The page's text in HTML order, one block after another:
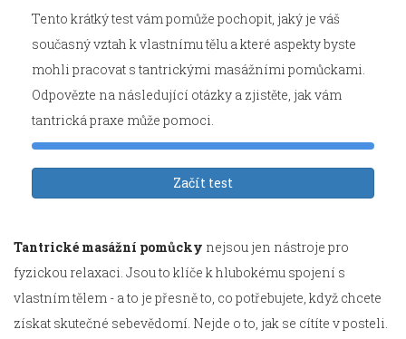
Tento krátký test vám pomůže pochopit, jaký je váš
současný vztah k vlastnímu tělu a které aspekty byste
mohli pracovat s tantrickými masážními pomůckami.
Odpovězte na následující otázky a zjistěte, jak vám
tantrická praxe může pomoci.
Začít test
Tantrické masážní pomůcky nejsou jen nástroje pro
fyzickou relaxaci. Jsou to klíče k hlubokému spojení s
vlastním tělem - a to je přesně to, co potřebujete, když chcete
získat skutečné sebevědomí. Nejde o to, jak se cítíte v posteli.